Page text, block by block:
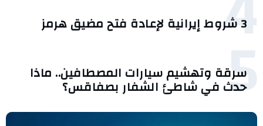
3 شروط إيرانية لإعادة فتح مضيق هرمز
5
سرقة وتهشيم سيارات المصطافين.. ماذا
حدث في شاطئ الشفار بصفاقس؟